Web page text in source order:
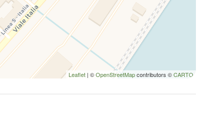
Leaflet | ©OpenStreetMapcontributors ©CARTO